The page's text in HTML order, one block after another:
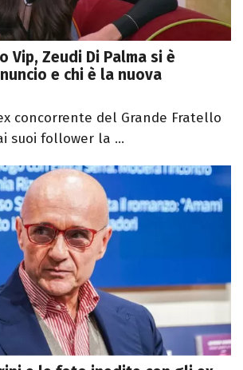
Vip, Zeudi Di Palma si è
e chi è la nuova
concorrente del Grande Fratello
suoi follower la ...